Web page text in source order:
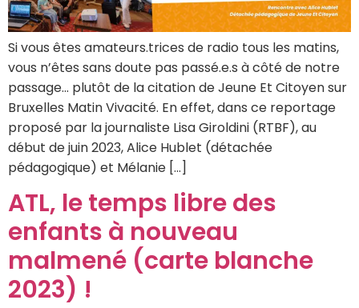
Si vous êtes amateurs.trices de radio tous les matins,
vous n’êtes sans doute pas passé.e.s à côté de notre
passage… plutôt de la citation de Jeune Et Citoyen sur
Bruxelles Matin Vivacité. En effet, dans ce reportage
proposé par la journaliste Lisa Giroldini (RTBF), au
début de juin 2023, Alice Hublet (détachée
pédagogique) et Mélanie […]
ATL, le temps libre des
enfants à nouveau
malmené (carte blanche
2023) !